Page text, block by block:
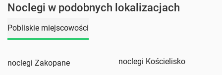
Noclegi w podobnych lokalizacjach
Pobliskie miejscowości
noclegi Zakopane
noclegi Kościelisko